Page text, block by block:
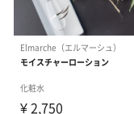
高品質な化粧品、ヘ
指し、商品開発を行